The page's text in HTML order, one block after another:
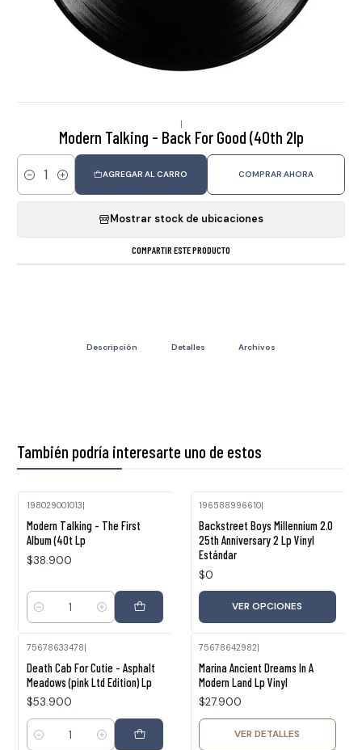
|
Modern Talking - Back For Good (40th 2lp
Cantidad
AGREGAR AL CARRO COMPRAR AHORA
Mostrar stock de ubicaciones
COMPARTIR ESTE PRODUCTO
Descripción Detalles Archivos
También podría interesarte uno de estos
198029001013|
Modern Talking - The First
Album (40t Lp
$38.900
Cantidad
196588996610|
Backstreet Boys Millennium 2.0
25th Anniversary 2 Lp Vinyl
Estándar
$0
VER OPCIONES
75678633478|
Death Cab For Cutie - Asphalt
Meadows (pink Ltd Edition) Lp
$53.900
Cantidad
75678642982|
Marina Ancient Dreams In A
Modern Land Lp Vinyl
$27.900
VER DETALLES